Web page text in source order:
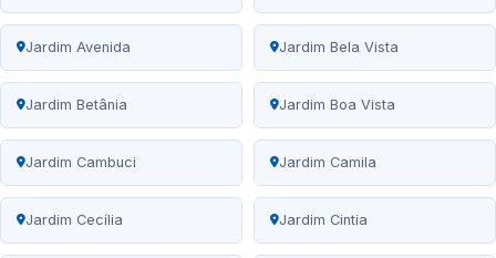
Jardim Avenida Jardim Bela Vista
Jardim Betânia Jardim Boa Vista
Jardim Cambuci Jardim Camila
Jardim Cecília Jardim Cintia